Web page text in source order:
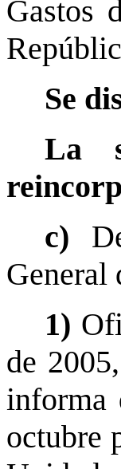
Gastos
Se
La
c)
General
1)
de
informa
octubre